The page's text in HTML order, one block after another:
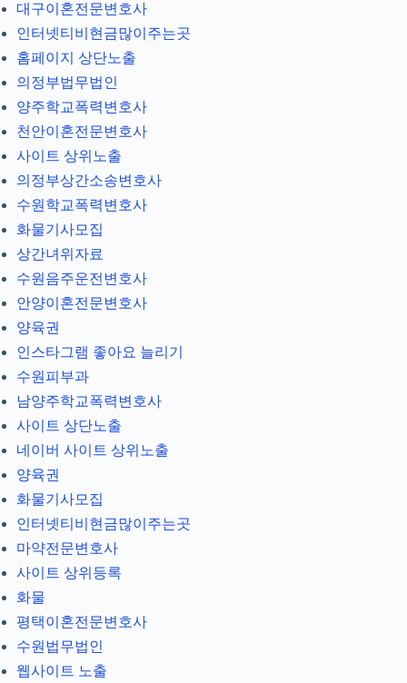
대구이혼전문변호사
인터넷티비현금많이주는곳
홈페이지 상단노출
의정부법무법인
양주학교폭력변호사
천안이혼전문변호사
사이트 상위노출
의정부상간소송변호사
수원학교폭력변호사
화물기사모집
상간녀위자료
수원음주운전변호사
안양이혼전문변호사
양육권
인스타그램 좋아요 늘리기
수원피부과
남양주학교폭력변호사
사이트 상단노출
네이버 사이트 상위노출
양육권
화물기사모집
인터넷티비현금많이주는곳
마약전문변호사
사이트 상위등록
화물
평택이혼전문변호사
수원법무법인
웹사이트 노출